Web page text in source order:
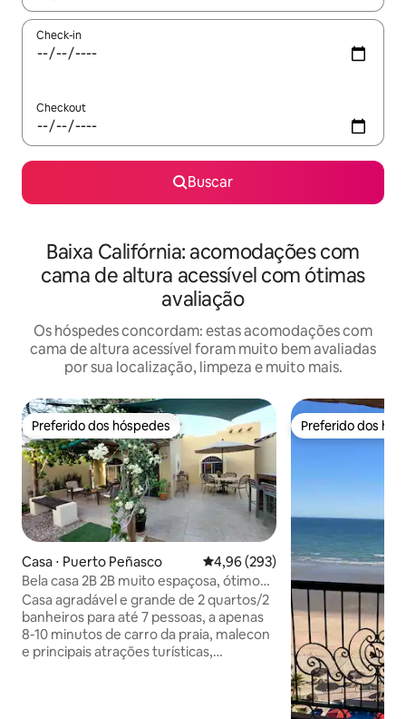
Check-in
Checkout
Buscar
Baixa Califórnia: acomodações com
cama de altura acessível com ótimas
avaliação
Os hóspedes concordam: estas acomodações com
cama de altura acessível foram muito bem avaliadas
por sua localização, limpeza e muito mais.
Preferido dos hóspedes
Preferido dos hóspedes
Casa ⋅ Puerto Peñasco 4,96 de uma avaliação média de
4,96 (293)
Bela casa 2B 2B muito espaçosa, ótimo
custo-benefício!
Casa agradável e grande de 2 quartos/2
banheiros para até 7 pessoas, a apenas
8-10 minutos de carro da praia, malecon
e principais atrações turísticas,
Preferido dos
Preferido dos